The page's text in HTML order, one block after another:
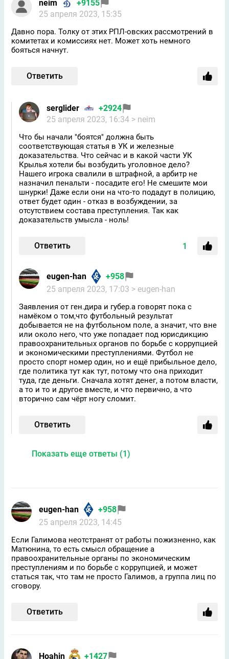
neim
+9155
25 апреля 2023, 15:35
Давно пора. Толку от этих РПЛ-овских рассмотрений в
комитетах и комиссиях нет. Может хоть немного
бояться начнут.
Ответить
serglider
+2924
25 апреля 2023, 16:34 > neim
Что бы начали "боятся" должна быть
соответствующая статья в УК и железные
доказательства. Что сейчас и в какой части УК
Крылья хотели бы возбудить уголовное дело?
Нашего игрока свалили в штрафной, а арбитр не
назначил пенальти - посадите его! Не смешите мои
шнурки! Даже если они на что-то подадут в полицию,
ответ будет один - отказ в возбуждении, за
отсутствием состава преступления. Так как
доказательств умысла - ноль!
Ответить 1
eugen-han
+958
25 апреля 2023, 17:03 > eugen-han
Заявления от ген.дира и губер.а говорят пока с
намёком о том,что футбольный результат
добывается не на футбольном поле, а значит, что вне
или около него, что уже попадает под юрисдикцию
правоохранительных органов по борьбе с коррупцией
и экономическими преступлениями. Футбол не
просто спорт номер один, но и ещё прибыльное дело,
где политика тут как тут, потому что она приходит
туда, где деньги. Сначала хотят денег, а потом власти,
а то и то и другое вместе, и что первично, а что
вторично сам чёрт ногу сломит.
Ответить
Показать еще ответы (1)
eugen-han
+958
25 апреля 2023, 14:45
Если Галимова неотстранят от работы пожизненно, как
Матюнина, то есть смысл обращение а
правоохранительные органы по экономическим
преступлениям и по борьбе с коррупцией, и может
статься так, что там не просто Галимов, а группа лиц по
сговору.
Ответить
Hoahin
+1427